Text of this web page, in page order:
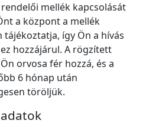
mellék kapcsolását
a központ a mellék
így Ön a hívás
hozzájárul. A rögzített
orvosa fér hozzá, és a
6 hónap után
töröljük.